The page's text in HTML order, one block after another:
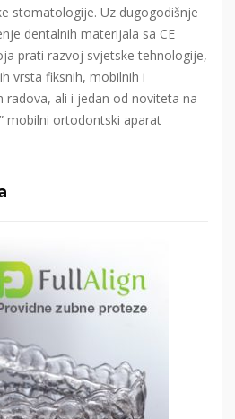
stomatologije. Uz dugogodišnje
dentalnih materijala sa CE
prati razvoj svjetske tehnologije,
vrsta fiksnih, mobilnih i
radova, ali i jedan od noviteta na
mobilni ortodontski aparat